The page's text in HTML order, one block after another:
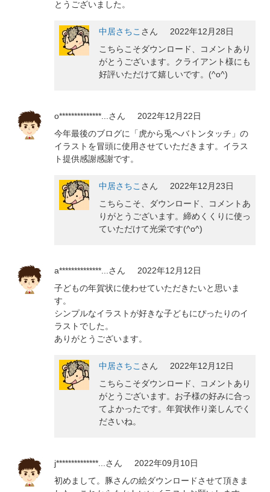
とうございました。
中居さちこ さん
2022年12月28日
こちらこそダウンロード、コメントあり
がとうございます。クライアント様にも
好評いただけて嬉しいです。(^o^)
o**************... さん
2022年12月22日
今年最後のブログに「虎から兎へバトンタッチ」の
イラストを冒頭に使用させていただきます。イラス
ト提供感謝感謝です。
中居さちこ さん
2022年12月23日
こちらこそ、ダウンロード、コメントあ
りがとうございます。締めくくりに使っ
ていただけて光栄です(^o^)
a**************... さん
2022年12月12日
子どもの年賀状に使わせていただきたいと思いま
す。
シンプルなイラストが好きな子どもにぴったりのイ
ラストでした。
ありがとうございます。
中居さちこ さん
2022年12月12日
こちらこそダウンロード、コメントあり
がとうございます。お子様の好みに合っ
てよかったです。年賀状作り楽しんでく
ださいね。
j**************... さん
2022年09月10日
初めまして。豚さんの絵ダウンロードさせて頂きま